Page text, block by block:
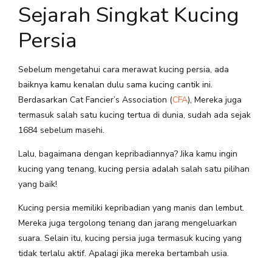
Sejarah Singkat Kucing
Persia
Sebelum mengetahui cara merawat kucing persia, ada
baiknya kamu kenalan dulu sama kucing cantik ini.
Berdasarkan Cat Fancier’s Association (CFA), Mereka juga
termasuk salah satu kucing tertua di dunia, sudah ada sejak
1684 sebelum masehi.
Lalu, bagaimana dengan kepribadiannya? Jika kamu ingin
kucing yang tenang, kucing persia adalah salah satu pilihan
yang baik!
Kucing persia memiliki kepribadian yang manis dan lembut.
Mereka juga tergolong tenang dan jarang mengeluarkan
suara. Selain itu, kucing persia juga termasuk kucing yang
tidak terlalu aktif. Apalagi jika mereka bertambah usia.